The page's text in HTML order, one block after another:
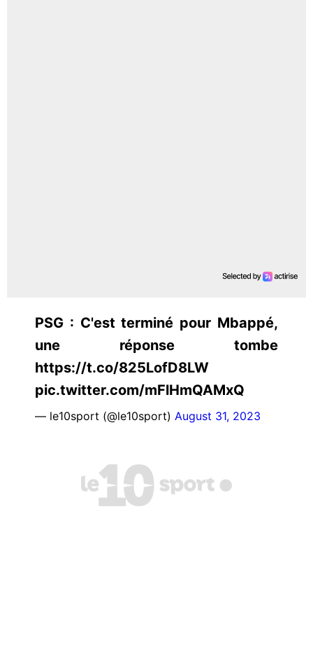
PSG : C'est terminé pour Mbappé,
une réponse tombe
https://t.co/825LofD8LW
pic.twitter.com/mFlHmQAMxQ
— le10sport (@le10sport) August 31, 2023